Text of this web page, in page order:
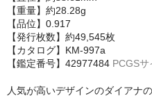
【重量】約28.28g
【品位】0.917
【発行枚数】約49,545枚
【カタログ】KM-997a
【鑑定番号】42977484 PCGS
人気が高いデザインのダイアナ